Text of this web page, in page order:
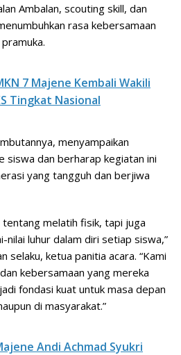
Ambalan, scouting skill, dan
rasa kebersamaan
7 Majene Kembali Wakili
Tingkat Nasional
menyampaikan
siswa dan berharap kegiatan ini
yang tangguh dan berjiwa
tentang melatih fisik, tapi juga
nilai luhur dalam diri setiap siswa,”
selaku, ketua panitia acara. “Kami
kebersamaan yang mereka
fondasi kuat untuk masa depan
di masyarakat.”
Andi Achmad Syukri